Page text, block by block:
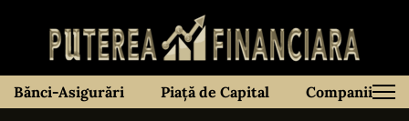
Bănci-Asigurări Piață de Capital Companii